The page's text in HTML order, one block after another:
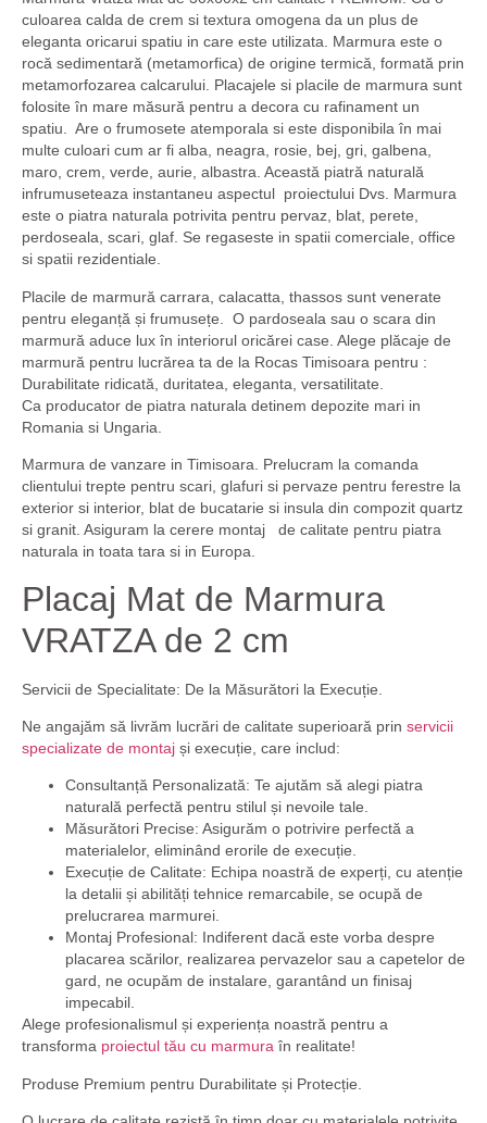
culoarea calda de crem si textura omogena da un plus de
eleganta oricarui spatiu in care este utilizata. Marmura este o
rocă sedimentară (metamorfica) de origine termică, formată prin
metamorfozarea calcarului. Placajele si placile de marmura sunt
folosite în mare măsură pentru a decora cu rafinament un
spatiu. Are o frumosete atemporala si este disponibila în mai
multe culoari cum ar fi alba, neagra, rosie, bej, gri, galbena,
maro, crem, verde, aurie, albastra. Această piatră naturală
infrumuseteaza instantaneu aspectul proiectului Dvs. Marmura
este o piatra naturala potrivita pentru pervaz, blat, perete,
perdoseala, scari, glaf. Se regaseste in spatii comerciale, office
si spatii rezidentiale.
Placile de marmură carrara, calacatta, thassos sunt venerate
pentru eleganță și frumusețe. O pardoseala sau o scara din
marmură aduce lux în interiorul oricărei case. Alege plăcaje de
marmură pentru lucrărea ta de la Rocas Timisoara pentru :
Durabilitate ridicată, duritatea, eleganta, versatilitate.
Ca producator de piatra naturala detinem depozite mari in
Romania si Ungaria
Marmura de vanzare in Timisoara. Prelucram la comanda
clientului trepte pentru scari, glafuri si pervaze pentru ferestre la
exterior si interior, blat de bucatarie si insula din compozit quartz
si granit. Asiguram la cerere montaj de calitate pentru piatra
naturala in toata tara si in Europa.
Placaj Mat de Marmura
VRATZA de 2 cm
Servicii de Specialitate: De la Măsurători la Execuție.
Ne angajăm să livrăm lucrări de calitate superioară prin servicii
specializate de montaj și execuție, care includ:
Consultanță Personalizată: Te ajutăm să alegi piatra
naturală perfectă pentru stilul și nevoile tale.
Măsurători Precise: Asigurăm o potrivire perfectă a
materialelor, eliminând erorile de execuție.
Execuție de Calitate: Echipa noastră de experți, cu atenție
la detalii și abilități tehnice remarcabile, se ocupă de
prelucrarea marmurei.
Montaj Profesional: Indiferent dacă este vorba despre
placarea scărilor, realizarea pervazelor sau a capetelor de
gard, ne ocupăm de instalare, garantând un finisaj
impecabil.
Alege profesionalismul și experiența noastră pentru a
transforma proiectul tău cu marmura în realitate!
Produse Premium pentru Durabilitate și Protecție.